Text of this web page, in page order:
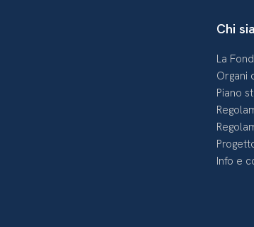
Chi
La
Organi
Piano
Info e